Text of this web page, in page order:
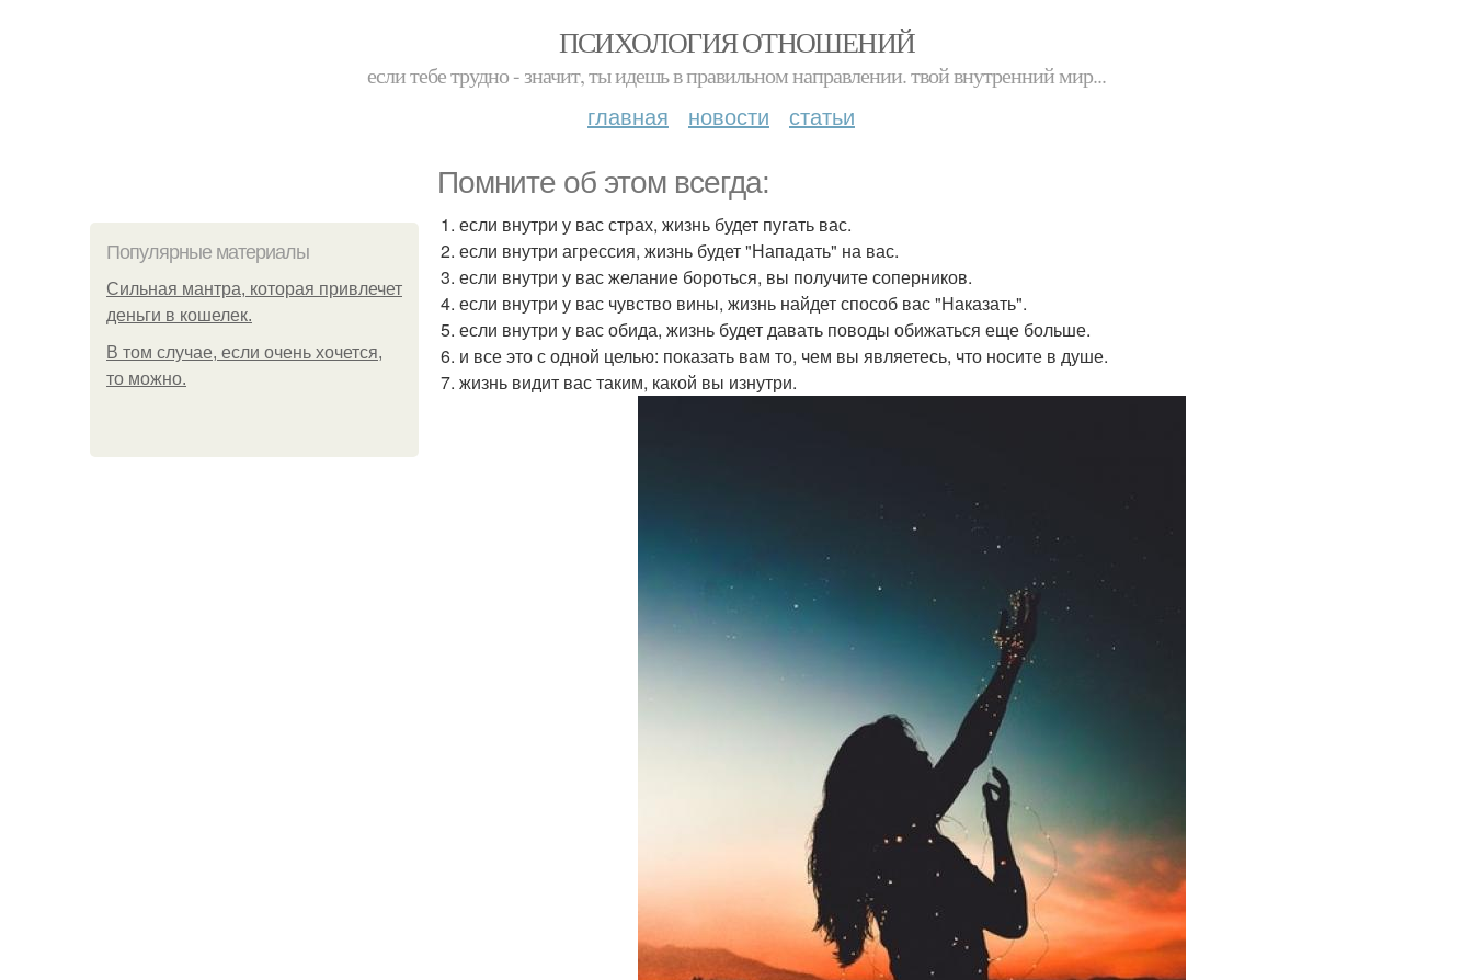
ПСИХОЛОГИЯ ОТНОШЕНИЙ
если тебе трудно - значит, ты идешь в правильном направлении. твой внутренний мир...
главная новости статьи
Помните об этом всегда:
Популярные материалы
Сильная мантра, которая привлечет
деньги в кошелек.
В том случае, если очень хочется,
то можно.
1. если внутри у вас страх, жизнь будет пугать вас.
2. если внутри агрессия, жизнь будет "Нападать" на вас.
3. если внутри у вас желание бороться, вы получите соперников.
4. если внутри у вас чувство вины, жизнь найдет способ вас "Наказать".
5. если внутри у вас обида, жизнь будет давать поводы обижаться еще больше.
6. и все это с одной целью: показать вам то, чем вы являетесь, что носите в душе.
7. жизнь видит вас таким, какой вы изнутри.